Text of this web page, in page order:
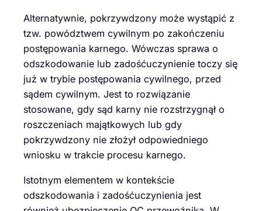
Alternatywnie, pokrzywdzony może wystąpić z
tzw. powództwem cywilnym po zakończeniu
postępowania karnego. Wówczas sprawa o
odszkodowanie lub zadośćuczynienie toczy się
już w trybie postępowania cywilnego, przed
sądem cywilnym. Jest to rozwiązanie
stosowane, gdy sąd karny nie rozstrzygnął o
roszczeniach majątkowych lub gdy
pokrzywdzony nie złożył odpowiedniego
wniosku w trakcie procesu karnego.
Istotnym elementem w kontekście
odszkodowania i zadośćuczynienia jest